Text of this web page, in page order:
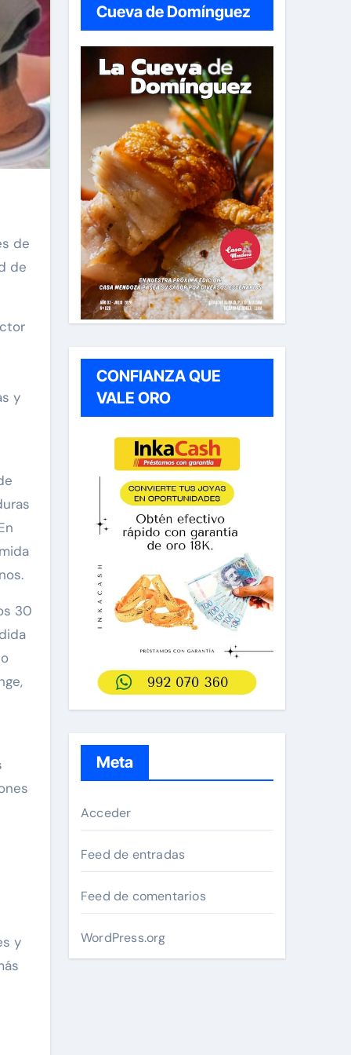
de
de
y
30
y
Cueva de Domínguez
CONFIANZA QUE
VALE ORO
Meta
Acceder
Feed de entradas
Feed de comentarios
WordPress.org